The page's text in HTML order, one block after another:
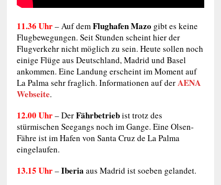
11.36 Uhr– Auf demFlughafen Mazo gibt es keine
Flugbewegungen. Seit Stunden scheint hier der
Flugverkehr nicht möglich zu sein. Heute sollen noch
einige Flüge aus Deutschland, Madrid und Basel
ankommen. Eine Landung erscheint im Moment auf
La Palma sehr fraglich. Informationen auf derAENA
Webseite.
12.00 Uhr– DerFährbetriebist trotz des
stürmischen Seegangs noch im Gange. Eine Olsen-
Fähre ist im Hafen von Santa Cruz de La Palma
eingelaufen.
13.15 Uhr–Iberia aus Madrid ist soeben gelandet.